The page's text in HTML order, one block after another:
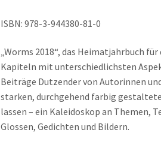
ISBN: 978-3-944380-81-0
„Worms 2018“, das Heimatjahrbuch
Kapiteln mit unterschiedlichsten
Beiträge Dutzender von Autorinnen
starken, durchgehend farbig
lassen – ein Kaleidoskop an Themen,
Glossen, Gedichten und Bildern.